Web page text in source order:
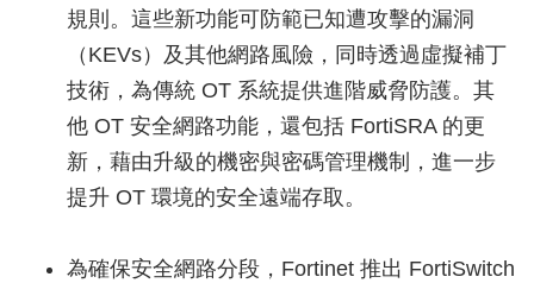
規則。這些新功能可防範已知遭攻擊的漏洞
（KEVs）及其他網路風險，同時透過虛擬補丁
技術，為傳統 OT 系統提供進階威脅防護。其
他 OT 安全網路功能，還包括 FortiSRA 的更
新，藉由升級的機密與密碼管理機制，進一步
提升 OT 環境的安全遠端存取。
為確保安全網路分段，Fortinet 推出 FortiSwitch